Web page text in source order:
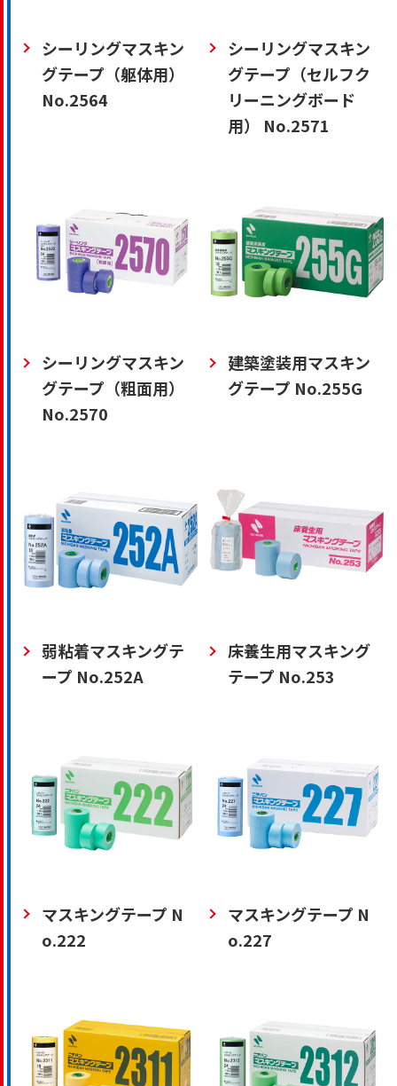
シーリングマスキン
グテープ（躯体用）
No.2564
シーリングマスキン
グテープ（セルフク
リーニングボード
用） No.2571
シーリングマスキン
グテープ（粗面用）
No.2570
建築塗装用マスキン
グテープ No.255G
弱粘着マスキングテ
ープ No.252A
床養生用マスキング
テープ No.253
マスキングテープ N
o.222
マスキングテープ N
o.227